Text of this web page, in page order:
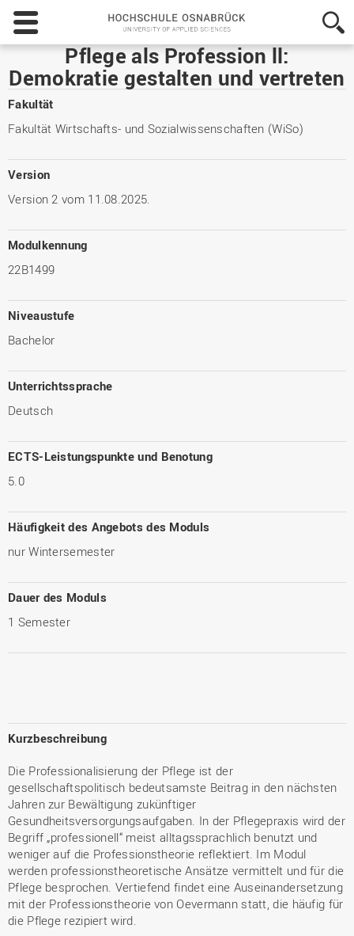
Hochschule
Osnabrück
-
University
of
Applied
Pflege als Profession ll:
Demokratie gestalten und vertreten
Fakultät
Fakultät Wirtschafts- und Sozialwissenschaften (WiSo)
Version
Version 2 vom 11.08.2025.
Modulkennung
22B1499
Niveaustufe
Bachelor
Unterrichtssprache
Deutsch
ECTS-Leistungspunkte und Benotung
5.0
Häufigkeit des Angebots des Moduls
nur Wintersemester
Dauer des Moduls
1 Semester
Kurzbeschreibung
Die Professionalisierung der Pflege ist der
gesellschaftspolitisch bedeutsamste Beitrag in den nächsten
Jahren zur Bewältigung zukünftiger
Gesundheitsversorgungsaufgaben. In der Pflegepraxis wird der
Begriff „professionell“ meist alltagssprachlich benutzt und
weniger auf die Professionstheorie reflektiert. Im Modul
werden professionstheoretische Ansätze vermittelt und für die
Pflege besprochen. Vertiefend findet eine Auseinandersetzung
mit der Professionstheorie von Oevermann statt, die häufig für
die Pflege rezipiert wird.